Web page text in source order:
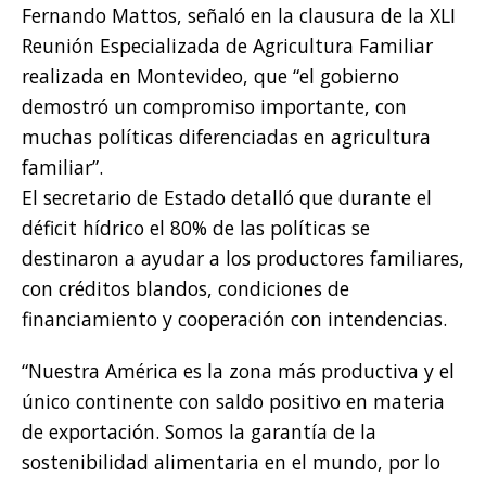
Fernando Mattos, señaló en la clausura de la XLI
Reunión Especializada de Agricultura Familiar
realizada en Montevideo, que “el gobierno
demostró un compromiso importante, con
muchas políticas diferenciadas en agricultura
familiar”.
El secretario de Estado detalló que durante el
déficit hídrico el 80% de las políticas se
destinaron a ayudar a los productores familiares,
con créditos blandos, condiciones de
financiamiento y cooperación con intendencias.
“Nuestra América es la zona más productiva y el
único continente con saldo positivo en materia
de exportación. Somos la garantía de la
sostenibilidad alimentaria en el mundo, por lo